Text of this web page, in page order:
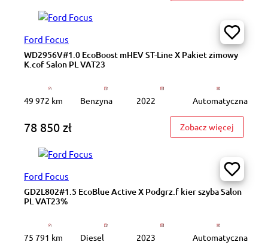
Ford Focus
WD2956V#1.0 EcoBoost mHEV ST-Line X Pakiet zimowy
K.cof Salon PL VAT23
49 972 km Benzyna 2022 Automatyczna
78 850 zł Zobacz więcej
Ford Focus
GD2L802#1.5 EcoBlue Active X Podgrz.f kier szyba Salon
PL VAT23%
75 791 km Diesel 2023 Automatyczna